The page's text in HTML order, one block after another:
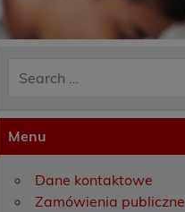
Menu
Dane kontaktowe
Zamówienia publiczne